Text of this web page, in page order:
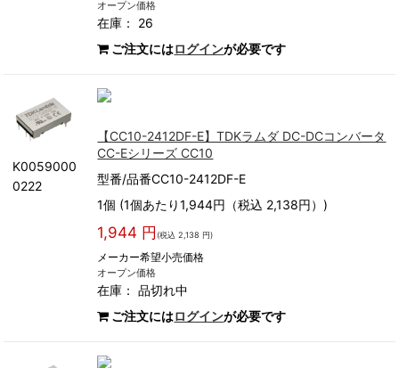
オープン価格
在庫： 26
ご注文にはログインが必要です
K0059000
0222
【CC10-2412DF-E】TDKラムダ DC-DCコンバータ
CC-Eシリーズ CC10
型番/品番CC10-2412DF-E
1個 (1個あたり1,944円（税込 2,138円）)
1,944 円 (税込 2,138 円)
メーカー希望小売価格
オープン価格
在庫：品切れ中
ご注文にはログインが必要です